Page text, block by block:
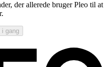
der allerede bruger Pleo til at
i gang